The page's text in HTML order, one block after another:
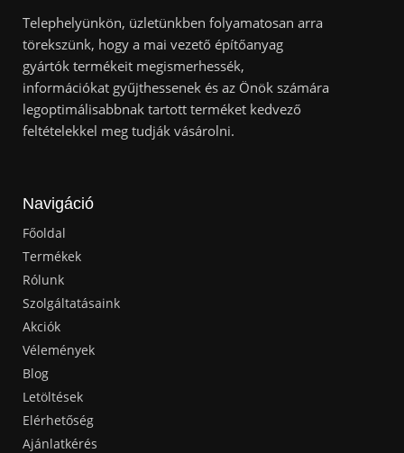
Telephelyünkön, üzletünkben folyamatosan arra
törekszünk, hogy a mai vezető építőanyag
gyártók termékeit megismerhessék,
információkat gyűjthessenek és az Önök számára
legoptimálisabbnak tartott terméket kedvező
feltételekkel meg tudják vásárolni.
Navigáció
Főoldal
Termékek
Rólunk
Szolgáltatásaink
Akciók
Vélemények
Blog
Letöltések
Elérhetőség
Ajánlatkérés